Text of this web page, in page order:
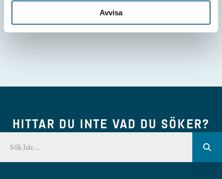
Avvisa
HITTAR DU INTE VAD DU SÖKER?